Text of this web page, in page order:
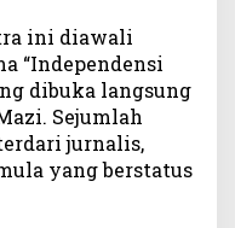
ini diawali
“Independensi
dibuka langsung
Sejumlah
jurnalis,
yang berstatus